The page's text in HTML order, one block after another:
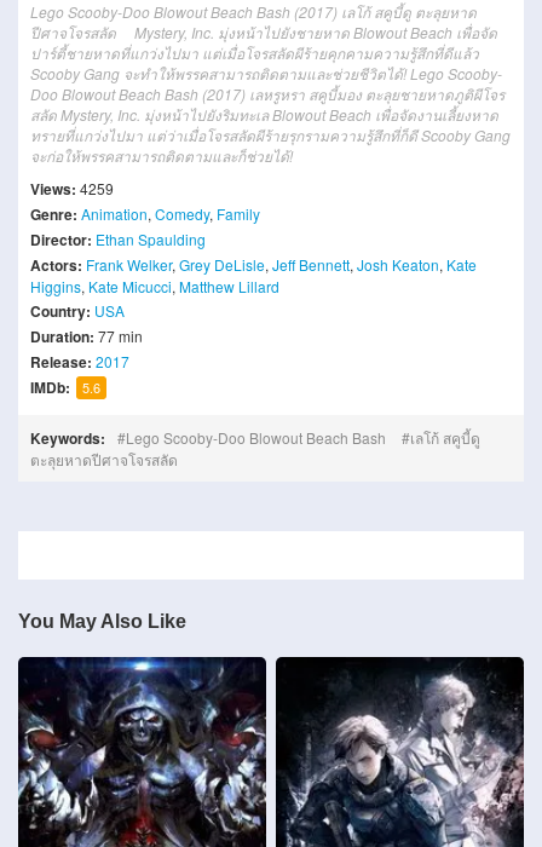
Lego Scooby-Doo Blowout Beach Bash (2017) เลโก้ สคูบี้ดู ตะลุยหาด
ปีศาจโจรสลัด Mystery, Inc. มุ่งหน้าไปยังชายหาด Blowout Beach เพื่อจัด
ปาร์ตี้ชายหาดที่แกว่งไปมา แต่เมื่อโจรสลัดผีร้ายคุกคามความรู้สึกที่ดีแล้ว
Scooby Gang จะทำให้พรรคสามารถติดตามและช่วยชีวิตได้!Lego Scooby-
Doo Blowout Beach Bash (2017) เลหรูหรา สคูบี้มอง ตะลุยชายหาดภูติผีโจร
สลัด Mystery, Inc. มุ่งหน้าไปยังริมทะเล Blowout Beach เพื่อจัดงานเลี้ยงหาด
ทรายที่แกว่งไปมา แต่ว่าเมื่อโจรสลัดผีร้ายรุกรามความรู้สึกที่ก็ดี Scooby Gang
จะก่อให้พรรคสามารถติดตามและก็ช่วยได้!
Views: 4259
Genre: Animation, Comedy, Family
Director: Ethan Spaulding
Actors: Frank Welker, Grey DeLisle, Jeff Bennett, Josh Keaton, Kate
Higgins, Kate Micucci, Matthew Lillard
Country: USA
Duration: 77 min
Release: 2017
IMDb: 5.6
Keywords: Lego Scooby-Doo Blowout Beach Bash
เลโก้ สคูบี้ดู
ตะลุยหาดปีศาจโจรสลัด
You May Also Like